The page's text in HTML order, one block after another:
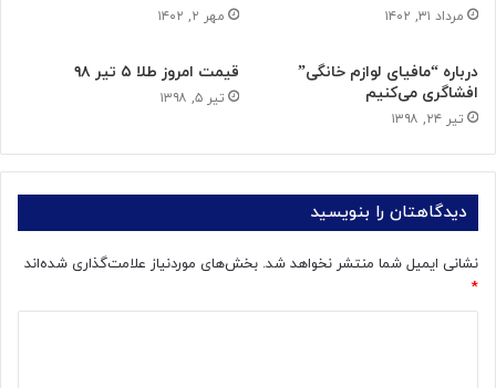
مرداد ۳۱, ۱۴۰۲ مهر ۲, ۱۴۰۲
درباره “مافیای لوازم خانگی”
افشاگری می‌کنیم
تیر ۲۴, ۱۳۹۸
قیمت امروز طلا ۵ تیر ۹۸
تیر ۵, ۱۳۹۸
دیدگاهتان را بنویسید
نشانی ایمیل شما منتشر نخواهد شد. بخش‌های موردنیاز علامت‌گذاری شده‌اند
*